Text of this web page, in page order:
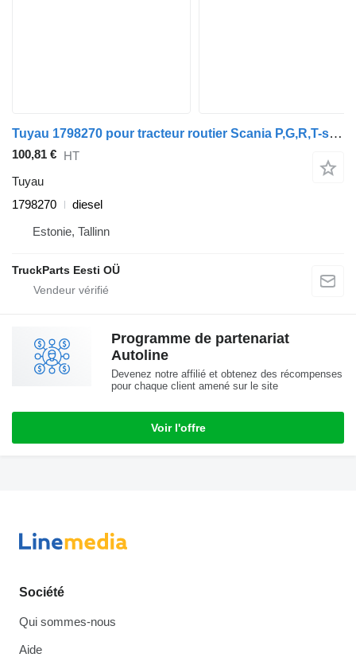
Tuyau 1798270 pour tracteur routier Scania P,G,R,T-series (2004-2017)
100,81 € HT
Tuyau
1798270
diesel
Estonie, Tallinn
TruckParts Eesti OÜ
Programme de partenariat
Autoline
Devenez notre affilié et obtenez des récompenses
pour chaque client amené sur le site
Voir l'offre
Société
Qui sommes-nous
Aide